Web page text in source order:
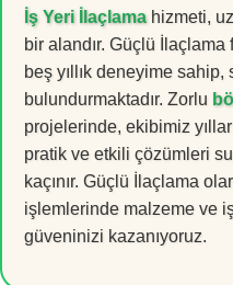
İş Yeri İlaçlamahizmeti,
bir alandır. Güçlü
beş yıllık deneyime
bulundurmaktadır. Zorlu
projelerinde, ekibimiz
pratik ve etkili çözümleri
kaçınır. Güçlü İlaçlama
işlemlerinde malzeme ve
güveninizi kazanıyoruz.